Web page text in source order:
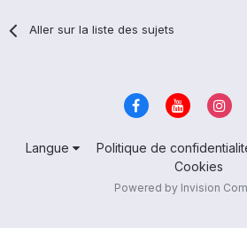
Aller sur la liste des sujets
Langue Politique de
Cookies
Powered by Invision